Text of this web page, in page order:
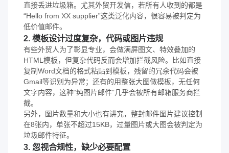
直接丢进垃圾箱。尤其外贸开发信，若所有人收到的都是
“Hello from XX supplier”这类泛化内容，很容易被判定为
低价值邮件。
2. 模板设计过度复杂，代码或图片违规
有些外贸人为了彰显专业，会做满屏图文、特效叠加的
HTML模板，但复杂代码反而会增加拦截风险。比如直接
复制Word文档的格式粘贴到模板，残留的冗余代码会被
Gmail等识别为异常；还有的用整张大图做模板，无任何
文字内容，这种“纯图片邮件”几乎会被所有邮箱服务商拦
截。
另外，图片数量和大小也有讲究，整封邮件图片建议控制
在8张内，单张不超过15KB，过量图片或大图会被判定为
垃圾邮件特征。
3. 忽视合规性，缺少必要配置